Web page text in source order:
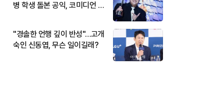
병 학생 돌본 공익, 코미디언 김
"경솔한 언행 깊이 반성"…고개
숙인 신동엽, 무슨 일이길래?